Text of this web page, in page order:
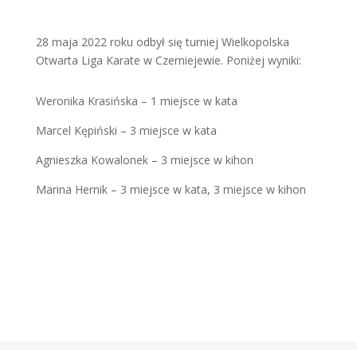
28 maja 2022 roku odbył się turniej Wielkopolska
Otwarta Liga Karate w Czerniejewie. Poniżej wyniki:
Weronika Krasińska – 1 miejsce w kata
Marcel Kępiński – 3 miejsce w kata
Agnieszka Kowalonek – 3 miejsce w kihon
Marina Hernik – 3 miejsce w kata, 3 miejsce w kihon